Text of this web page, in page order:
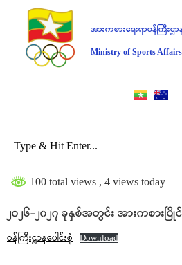
အားကစားရေးရာဝန်ကြီးဌာ
Ministry of Sports Affairs
100 total views , 4 views today
၂၀၂၆-၂၀၂၇ ခုနှစ်အတွင်း အားကစားပြိုင်
ဝန်ကြီးဌာနပေါင်းစုံ Download